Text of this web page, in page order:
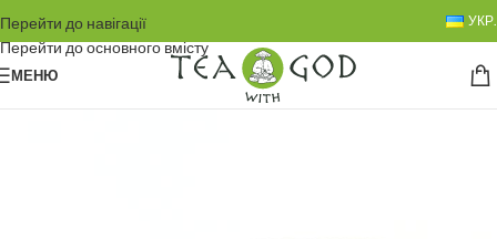
Перейти до навігації
Перейти до основного вмісту
УКР.
МЕНЮ